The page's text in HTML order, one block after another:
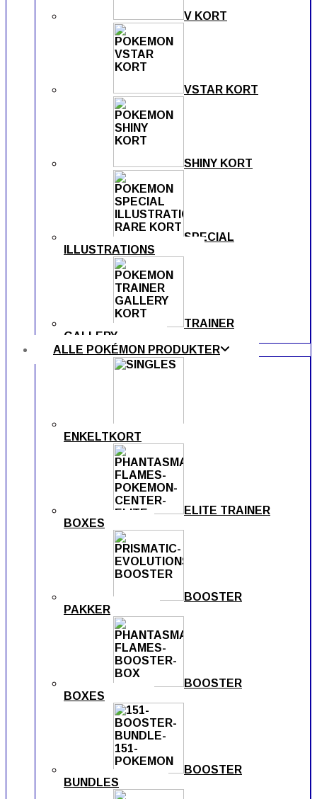
V KORT
VSTAR KORT
SHINY KORT
SPECIAL
ILLUSTRATIONS
TRAINER
GALLERY
ALLE POKÉMON PRODUKTER
ENKELTKORT
ELITE TRAINER
BOXES
BOOSTER
PAKKER
BOOSTER
BOXES
BOOSTER
BUNDLES